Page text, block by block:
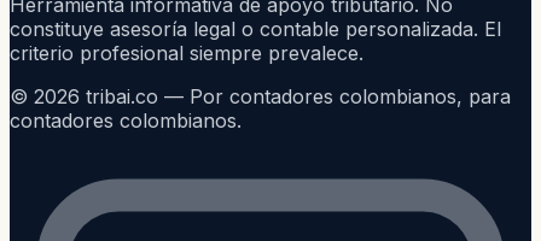
constituye asesoría legal o contable personalizada. El
criterio profesional siempre prevalece.
© 2026 tribai.co — Por contadores colombianos, para
contadores colombianos.